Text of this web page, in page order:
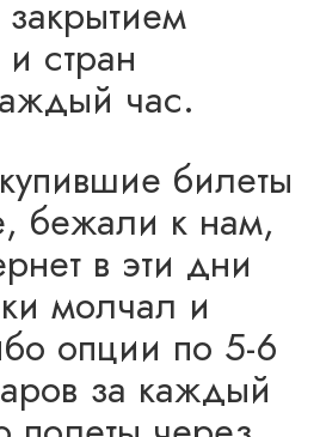
стран
час.
билеты
бежали к нам,
в эти дни
молчал и
опции по 5-6
за каждый